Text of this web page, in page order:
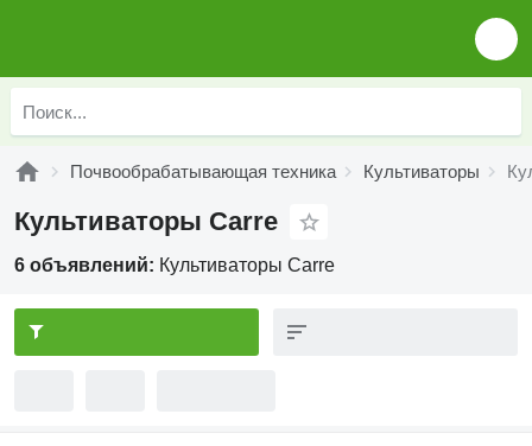
Почвообрабатывающая техника Культиваторы
Культиваторы Carre
6 объявлений: Культиваторы Carre